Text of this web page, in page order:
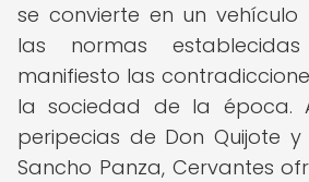
se convierte en un
las normas
manifiesto las
la sociedad de la época.
peripecias de Don Quijote
Sancho Panza, Cervantes